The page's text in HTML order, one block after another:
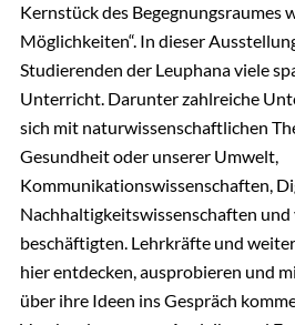
Kernstück des Begegnungsraumes
Möglichkeiten“. In dieser
Studierenden der Leuphana viele
Unterricht. Darunter zahlreiche
sich mit naturwissenschaftlichen
Gesundheit oder unserer Umwelt,
Kommunikationswissenschaften,
Nachhaltigkeitswissenschaften und
beschäftigten. Lehrkräfte und
hier entdecken, ausprobieren und
über ihre Ideen ins Gespräch